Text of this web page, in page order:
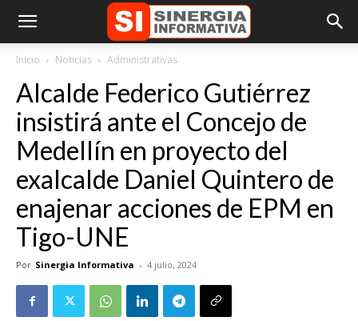
Inicio Noticias Administrativas
Alcalde Federico Gutiérrez
insistirá ante el Concejo de
Medellín en proyecto del
exalcalde Daniel Quintero de
enajenar acciones de EPM en
Tigo-UNE
Por Sinergia Informativa - 4 julio, 2024